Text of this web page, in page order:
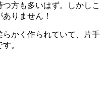
方も多いはず。しかしこ
りません！
かく作られていて、片手
。